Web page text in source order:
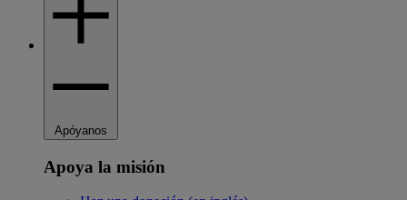
Apóyanos
Apoya la misión